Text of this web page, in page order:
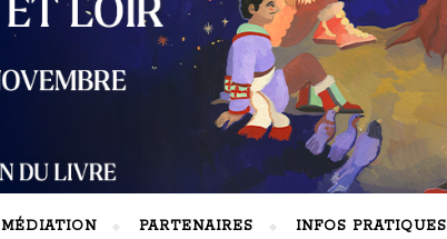
MÉDIATION PARTENAIRES INFOS PRATIQUES